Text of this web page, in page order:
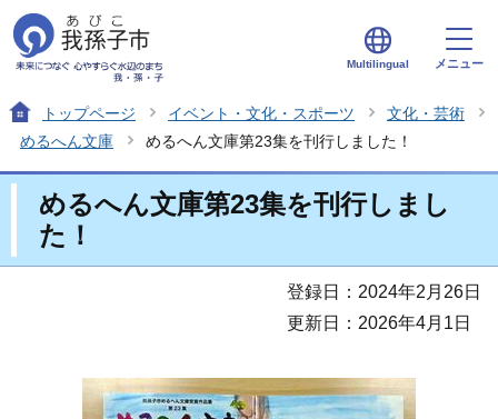
Multilingual メニュー
トップページ イベント・文化・スポーツ
文化・芸術
めるへん文庫
めるへん文庫第23集を刊行しました！
めるへん文庫第23集を刊行しまし
た！
登録日：2024年2月26日
更新日：2026年4月1日